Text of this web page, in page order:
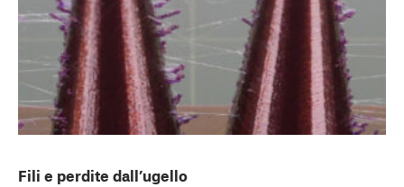
Fili e perdite dall’ugello